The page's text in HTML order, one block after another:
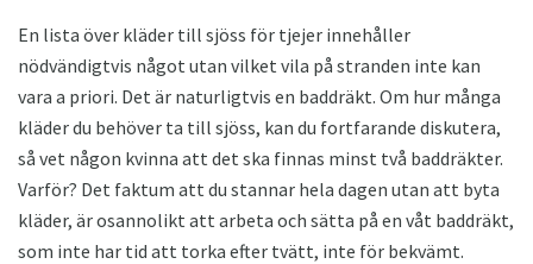
En lista över kläder till sjöss för tjejer innehåller
nödvändigtvis något utan vilket vila på stranden inte kan
vara a priori. Det är naturligtvis en baddräkt. Om hur många
kläder du behöver ta till sjöss, kan du fortfarande diskutera,
så vet någon kvinna att det ska finnas minst två baddräkter.
Varför? Det faktum att du stannar hela dagen utan att byta
kläder, är osannolikt att arbeta och sätta på en våt baddräkt,
som inte har tid att torka efter tvätt, inte för bekvämt.